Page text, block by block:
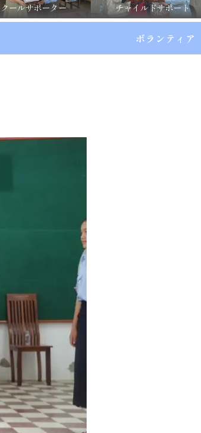
ールサポーター チャイルドサポート
ボランティア